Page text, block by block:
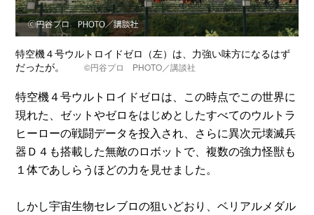
特空機４号ウルトロイドゼロ（左）は、力強い味方になるはず
だったが。©円谷プロ PHOTO／講談社
特空機４号ウルトロイドゼロは、この時点でこの世界に
現れた、ゼットやゼロをはじめとしたすべてのウルトラ
ヒーローの戦闘データを投入され、さらに異次元壊滅兵
器Ｄ４も搭載した無敵のロボットで、複数の強力怪獣も
１体であしらうほどの力を見せました。
しかし宇宙生物セレブロの狙いどおり、ベリアルメダル